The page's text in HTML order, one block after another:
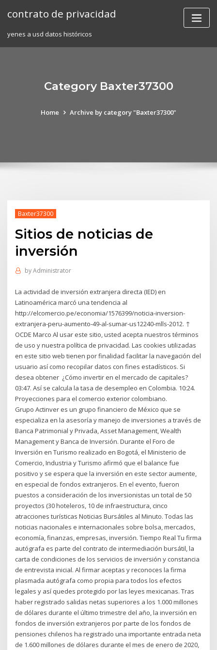
contrato de privacidad
yenes a usd datos históricos
Category Baxter37300
Home Archive by category "Baxter37300"
Baxter37300
Sitios de noticias de
inversión
byAdministrator
La actividad de inversión extranjera directa (IED) en
Latinoamérica marcó una tendencia al
http://elcomercio.pe/economia/1576399/noticia-inversion-
extranjera-peru-aumento-49-al-sumar-us12240-mlls-2012. ↑
OCDE Marco Al usar este sitio, usted acepta nuestros términos
de uso y nuestra política de privacidad. Las cookies utilizadas
en este sitio web tienen por finalidad facilitar la navegación del
usuario así como recopilar datos con fines estadísticos. Si
desea obtener ¿Cómo invertir en el mercado de capitales?
03:47. Así se calcula la tasa de desempleo en Colombia. 10:24.
Proyecciones para el comercio exterior colombiano.
Grupo Actinver es un grupo financiero de México que se
especializa en la asesoría y manejo de inversiones a través de
Banca Patrimonial y Privada, Asset Management, Wealth
Management y Banca de Inversión. Durante el Foro de
Inversión en Turismo realizado en Bogotá, el Ministerio de
Comercio, Industria y Turismo afirmó que el balance fue
positivo y se espera que la inversión en este sector aumente,
en especial de fondos extranjeros. En el evento, fueron
puestos a consideración de los inversionistas un total de 50
proyectos (30 hoteleros, 10 de infraestructura, cinco
atracciones turísticas Noticias Bursátiles al Minuto. Todas las
noticias nacionales e internacionales sobre bolsa, mercados,
economía, finanzas, empresas, inversión. Tiempo Real Tu firma
autógrafa es parte del contrato de intermediación bursátil, la
carta de condiciones de los servicios de inversión y constancia
de entrevista inicial. Al firmar aceptas y reconoces la firma
plasmada autógrafa como propia para todos los efectos
legales y así quedes protegido por las leyes mexicanas. Tras
haber registrado salidas netas superiores a los 1.000 millones
de dólares durante el último trimestre del año, la inversión en
fondos de inversión extranjeros por parte de los fondos de
pensiones chilenos ha registrado una importante entrada neta
de 1.600 millones de dólares durante el mes de enero de 2020,